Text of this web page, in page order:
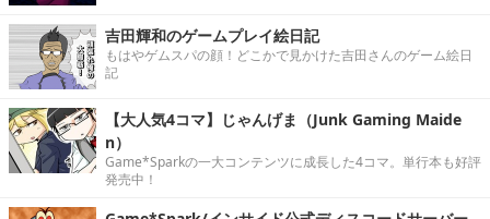
吉田輝和のゲームプレイ絵日記
もはやゲムスパの顔！どこかで見かけた吉田さんのゲーム絵日
記
【大人気4コマ】じゃんげま（Junk Gaming Maide
n）
Game*Sparkの一大コンテンツに成長した4コマ。単行本も好評
発売中！